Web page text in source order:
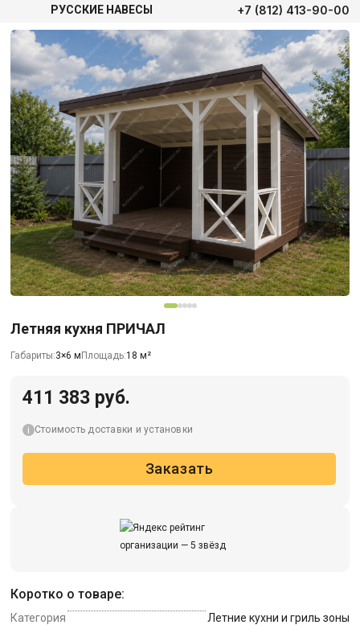
РУССКИЕ НАВЕСЫ +7 (812) 413-90-00
Летняя кухня ПРИЧАЛ
Габариты:3×6 м Площадь:18 м²
Коротко о товаре:
Категория
Летние кухни и гриль зоны
411 383 руб.
Стоимость доставки и установки
Заказать